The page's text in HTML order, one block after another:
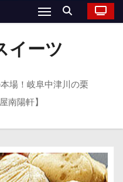
イーツ
場！岐阜中津川の栗
南陽軒】